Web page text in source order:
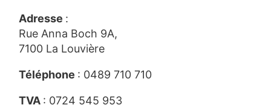
Adresse :
Rue Anna Boch 9A,
7100 La Louvière
Téléphone : 0489 710 710
TVA : 0724 545 953